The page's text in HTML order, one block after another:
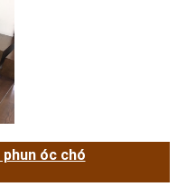
phun óc chó